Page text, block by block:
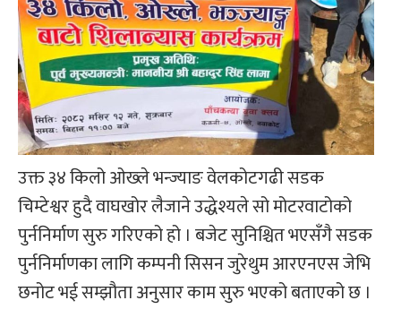
उक्त ३४ किलो ओख्ले भन्ज्याङ वेलकोटगढी सडक
चिम्टेश्वर हुदै वाघखोर लैजाने उद्धेश्यले सो मोटरवाटोको
पुर्ननिर्माण सुरु गरिएको हो । बजेट सुनिश्चित भएसँगै सडक
पुर्ननिर्माणका लागि कम्पनी सिसन जुरेथुम आरएनएस जेभि
छनोट भई सम्झौता अनुसार काम सुरु भएको बताएको छ ।